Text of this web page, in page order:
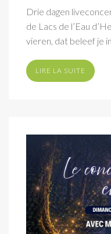
Drie dagen
de Lacs de l’Eau
vieren, dat beleef je
LIRE LA SUITE